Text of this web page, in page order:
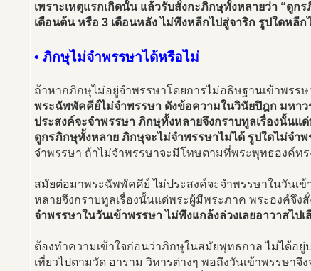
เพราะเหตุแรกเกิดนั้น แล้วรับสั่งกะภิกษุทั้งหลายว่า “ดู
เดือนต้น หรือ 3 เดือนหลัง ไม่พึงหลีกไปสู่จาริก รูปใดหลี
• ภิกษุไม่จำพรรษาได้หรือไม่
ถ้าหากภิกษุไม่อยู่จำพรรษาโดยการไม่อธิษฐานเข้าพรรษ
พระฉัพพัคคีย์ไม่จำพรรษา ดังข้อความในวินัยปิฎก มหาว
ประสงค์จะจำพรรษา ภิกษุทั้งหลายจึงกราบทูลเรื่องนั้น
ดูกรภิกษุทั้งหลาย ภิกษุจะไม่จำพรรษาไม่ได้ รูปใดไม่จำ
จำพรรษา ถ้าไม่จำพรรษาจะมีโทษตามที่พระพุทธองค์ท
สมัยต่อมาพระฉัพพัคคีย์ ไม่ประสงค์จะจำพรรษาในวันเข้
หลายจึงกราบทูลเรื่องนั้นแด่พระผู้มีพระภาค พระองค์จึง
จำพรรษาในวันเข้าพรรษา ไม่พึงแกล้งล่วงเลยอาวาสไป
ต้องทำความเข้าใจก่อนว่าภิกษุในสมัยพุทธกาล ไม่ได้อ
เที่ยวไปตามวัด อาราม วิหารต่างๆ พอถึงวันเข้าพรรษา